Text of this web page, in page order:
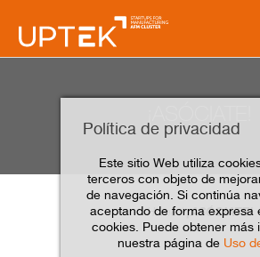
Política de privacidad
Este sitio Web utiliza
terceros con objeto de
de navegación. Si continúa
aceptando de forma expresa
cookies. Puede obtener más
nuestra página de Uso
Home ¡ASÓCIATE!